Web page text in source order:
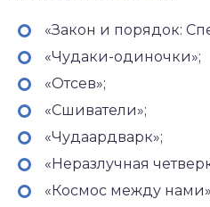
«Закон и порядок:
«Чудаки-одиночки»;
«Отсев»;
«Сшиватели»;
«Чудаардварк»;
«Неразлучная
«Космос между